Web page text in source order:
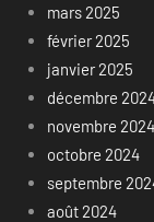
mars 2025
février 2025
janvier 2025
décembre
novembre 2024
octobre 2024
septembre
août 2024